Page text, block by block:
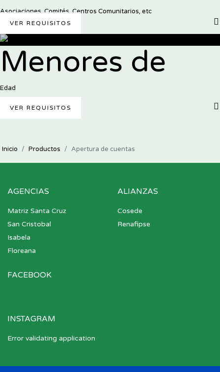
Asociaciones, Comités, Centros Comunitarios, etc
VER REQUISITOS
Menores de
Edad
VER REQUISITOS
Inicio Productos Apertura de cuentas
AGENCIAS
Matriz Santa Cruz
San Cristobal
Isabela
Floreana
ALIANZAS
Cosede
Renafipse
FACEBOOK
INSTAGRAM
Error validating application